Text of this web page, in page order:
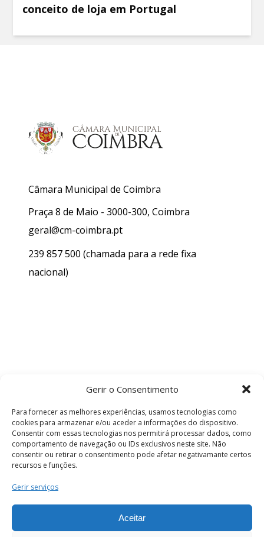
Gerir o Consentimento
Para fornecer as melhores experiências, usamos tecnologias como
cookies para armazenar e/ou aceder a informações do dispositivo.
Consentir com essas tecnologias nos permitirá processar dados, como
comportamento de navegação ou IDs exclusivos neste site. Não
consentir ou retirar o consentimento pode afetar negativamante certos
recursos e funções.
Gerir serviços
Aceitar
conceito de loja em Portugal
Câmara Municipal de Coimbra
Praça 8 de Maio - 3000-300, Coimbra
geral@cm-coimbra.pt
239 857 500 (chamada para a rede fixa
nacional)
Termos e Condições